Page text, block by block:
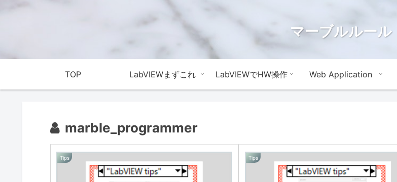
マーブルルール
TOP LabVIEWまずこれ LabVIEWでHW操作 Web Application
marble_programmer
Tips Tips